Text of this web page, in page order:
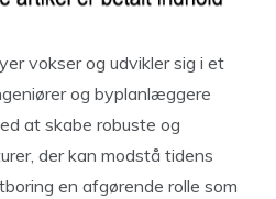
vokser og udvikler sig i et
og byplanlæggere
at skabe robuste og
der kan modstå tidens
en afgørende rolle som